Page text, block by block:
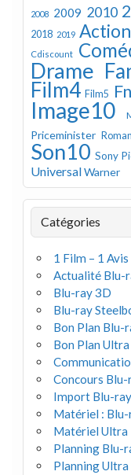
2008 2009 2010
2018 2019 Action
Cdiscount
Drame
Film4 Film5
Image10
Priceminister
Son10 Sony
UniversalWarner
Catégories
1 Film – 1 Avis
Actualité Blu-
Blu-ray 3D
Blu-ray
Bon Plan Blu-
Bon Plan
Concours Blu-
Import Blu-ray
Matériel : Blu-
Matériel Ultra
Planning Blu-
Planning